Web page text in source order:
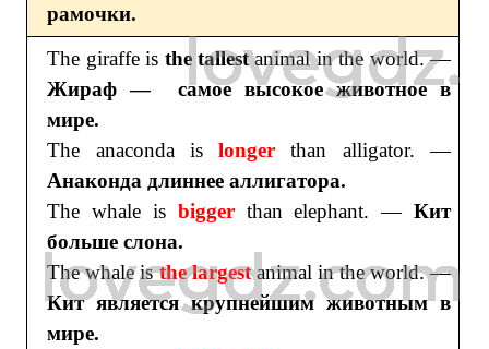
рамочки.
The giraffe is the tallestanimal in the world. —
Жираф — самое высокое животное в
мире.
The anaconda is
longer than alligator. —
Анаконда длиннее аллигатора.
The whale isbiggerthan elephant. — Кит
больше слона.
The whale isthe largestanimal in the world. —
Кит является крупнейшим животным в
мире.